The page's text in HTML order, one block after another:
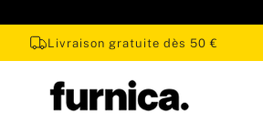
Livraison gratuite dès 50 €